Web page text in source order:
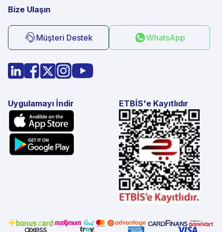
Bize Ulaşın
Müşteri Destek WhatsApp
Uygulamayı İndir ETBİS'e Kayıtlıdır